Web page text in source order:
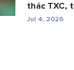
thác TXC,
thuật và r...
Jul 4, 2026